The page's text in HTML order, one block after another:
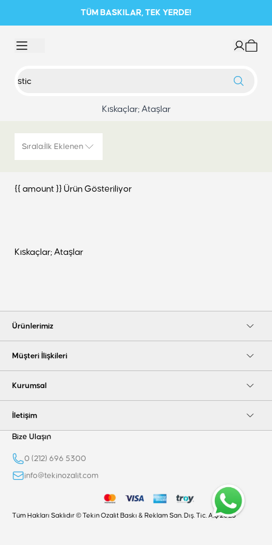
TÜM BASKILAR, TEK YERDE!
Kıskaçlar; Ataşlar
Sırala: İlk Eklenen
{{ amount }} Ürün Gösteriliyor
Kıskaçlar; Ataşlar
Ürünlerimiz
Müşteri İlişkileri
Kurumsal
İletişim
Bize Ulaşın
0 (212) 696 5300
info@tekinozalit.com
Tüm Hakları Saklıdır © Tekin Ozalit Baskı & Reklam San. Dış. Tic. A.Ş 2025